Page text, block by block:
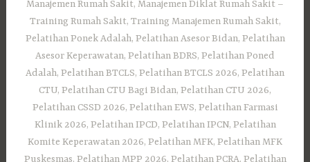
Manajemen Rumah Sakit, Manajemen Diklat Rumah Sakit –
Training Rumah Sakit, Training Manajemen Rumah Sakit,
Pelatihan Ponek Adalah, Pelatihan Asesor Bidan, Pelatihan
Asesor Keperawatan, Pelatihan BDRS, Pelatihan Poned
Adalah, Pelatihan BTCLS, Pelatihan BTCLS 2026, Pelatihan
CTU, Pelatihan CTU Bagi Bidan, Pelatihan CTU 2026,
Pelatihan CSSD 2026, Pelatihan EWS, Pelatihan Farmasi
Klinik 2026, Pelatihan IPCD, Pelatihan IPCN, Pelatihan
Komite Keperawatan 2026, Pelatihan MFK, Pelatihan MFK
Puskesmas, Pelatihan MPP 2026, Pelatihan PCRA, Pelatihan